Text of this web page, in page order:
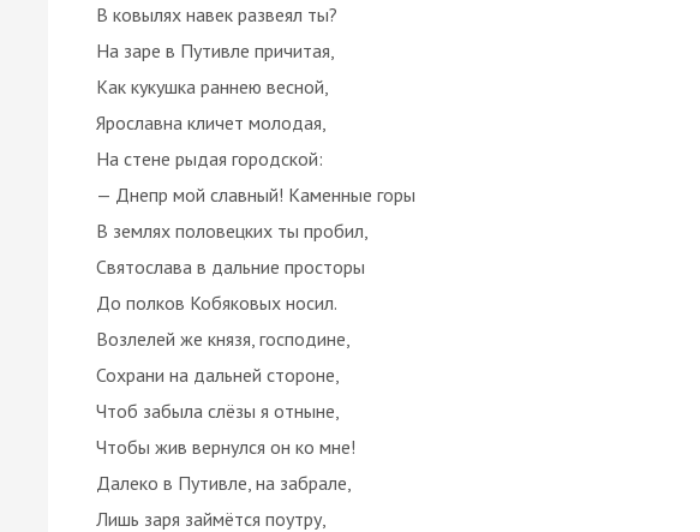
В ковылях навек развеял ты?
На заре в Путивле причитая,
Как кукушка раннею весной,
Ярославна кличет молодая,
На стене рыдая городской:
— Днепр мой славный! Каменные горы
В землях половецких ты пробил,
Святослава в дальние просторы
До полков Кобяковых носил.
Возлелей же князя, господине,
Сохрани на дальней стороне,
Чтоб забыла слёзы я отныне,
Чтобы жив вернулся он ко мне!
Далеко в Путивле, на забрале,
Лишь заря займётся поутру,